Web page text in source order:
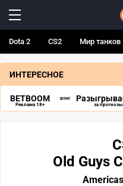
Dota 2 CS2 Мир танков
ИНТЕРЕСНОЕ
BETBOOM
Реклама 18+ за прогнозы
Old Guys